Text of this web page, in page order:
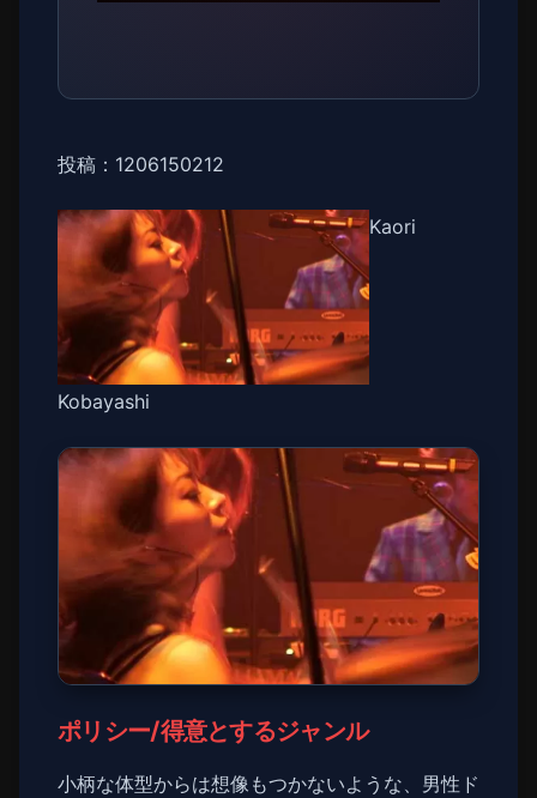
投稿：1206150212
Kaori
Kobayashi
ポリシー/得意とするジャンル
小柄な体型からは想像もつかないような、男性ド